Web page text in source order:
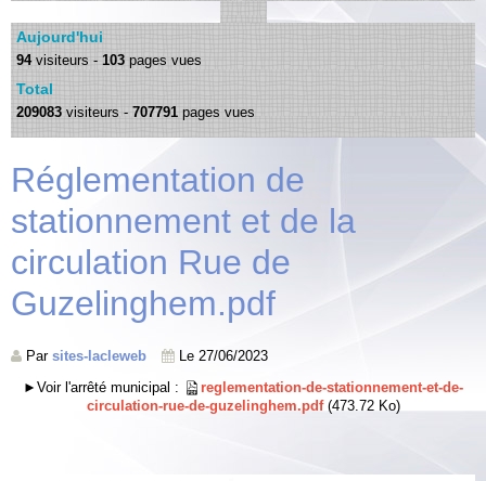
Aujourd'hui
94visiteurs - 103 pages vues
Total
209083 visiteurs - 707791 pages vues
Réglementation de
stationnement et de la
circulation Rue de
Guzelinghem.pdf
Par sites-lacleweb
Le 27/06/2023
►Voir l'arrêté municipal :
reglementation-de-stationnement-et-de-
circulation-rue-de-guzelinghem.pdf(473.72 Ko)